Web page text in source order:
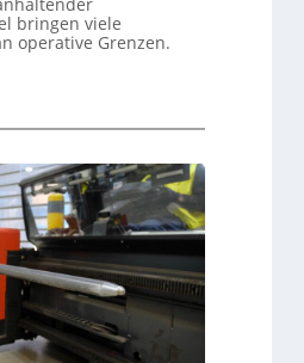
bringen viele
operative Grenzen.